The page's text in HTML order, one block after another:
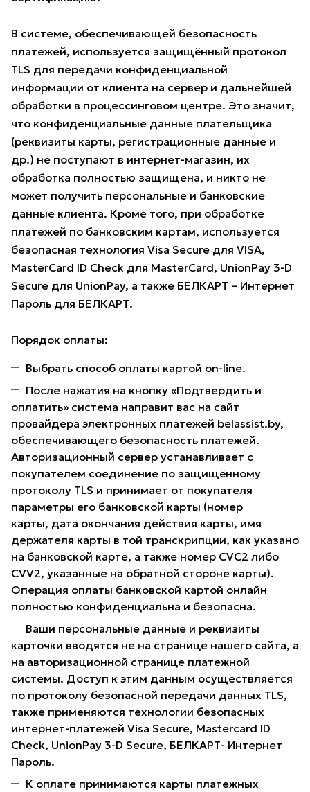
В системе, обеспечивающей безопасность
платежей, используется защищённый протокол
TLS для передачи конфиденциальной
информации от клиента на сервер и дальнейшей
обработки в процессинговом центре. Это значит,
что конфиденциальные данные плательщика
(реквизиты карты, регистрационные данные и
др.) не поступают в интернет-магазин, их
обработка полностью защищена, и никто не
может получить персональные и банковские
данные клиента. Кроме того, при обработке
платежей по банковским картам, используется
безопасная технология Visa Secure для VISA,
MasterCard ID Check для MasterCard, UnionPay 3-D
Secure для UnionPay, а также БЕЛКАРТ – Интернет
Пароль для БЕЛКАРТ.
Порядок оплаты:
Выбрать способ оплаты картой on-line.
После нажатия на кнопку «Подтвердить и
оплатить» система направит вас на сайт
провайдера электронных платежей belassist.by,
обеспечивающего безопасность платежей.
Авторизационный сервер устанавливает с
покупателем соединение по защищённому
протоколу TLS и принимает от покупателя
параметры его банковской карты (номер
карты, дата окончания действия карты, имя
держателя карты в той транскрипции, как указано
на банковской карте, а также номер CVC2 либо
CVV2, указанные на обратной стороне карты).
Операция оплаты банковской картой онлайн
полностью конфиденциальна и безопасна.
Ваши персональные данные и реквизиты
карточки вводятся не на странице нашего сайта, а
на авторизационной странице платежной
системы. Доступ к этим данным осуществляется
по протоколу безопасной передачи данных TLS,
также применяются технологии безопасных
интернет-платежей Visa Secure, Mastercard ID
Check, UnionPay 3-D Secure, БЕЛКАРТ- Интернет
Пароль.
К оплате принимаются карты платежных